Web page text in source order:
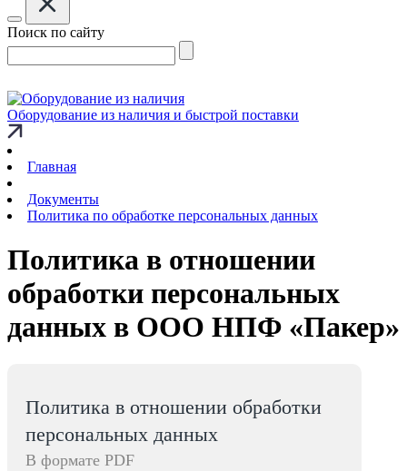
Поиск по сайту
Оборудование из наличия и быстрой поставки
Главная
Документы
Политика по обработке персональных данных
Политика в отношении
обработки персональных
данных в ООО НПФ «Пакер»
Политика в отношении обработки
персональных данных
В формате PDF